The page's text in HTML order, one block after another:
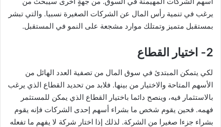
يرغب في تنمية رأس المال عن الشركات الصغيرة نسبيا. والتي تبشر
بمستقبل متميز وتمتلك موارد مشجعة على النمو في المستقبل.
2- اختيار القطاع
لكي يتمكن المبتدئ في سوق المال من تصفية العدد الهائل من
الأسهم المتاحة والاختيار من بينها. فلابد من تحديد القطاع الذي يرغب
بالاستثمار فيه، وينصح دائما باختيار القطاع الذي يمكن للمستثمر
فهمه. فحين يقوم شخص ما بشراء أسهم إحدى الشركات فإنه يقوم
بشراء جزءا صغيرا من الشركة. لذلك إذا اختار شركة لا يفهم ما تفعله